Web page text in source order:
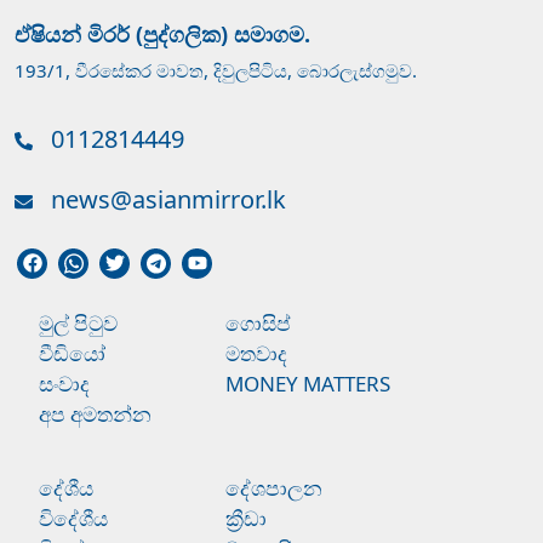
ඒෂියන් මිරර් (පුද්ගලික) සමාගම.
193/1, වීරසේකර මාවත, දිවුලපිටිය, බොරලැස්ගමුව.
0112814449
news@asianmirror.lk
මුල් පිටුව
ගොසිප්
වීඩියෝ
මතවාද
සංවාද
MONEY MATTERS
අප අමතන්න
දේශීය
දේශපාලන
විදේශීය
ක්‍රීඩා